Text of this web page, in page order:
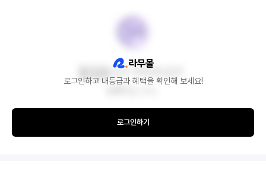
로그인하고 내등급과 혜택을 확인해 보세요!
로그인하기